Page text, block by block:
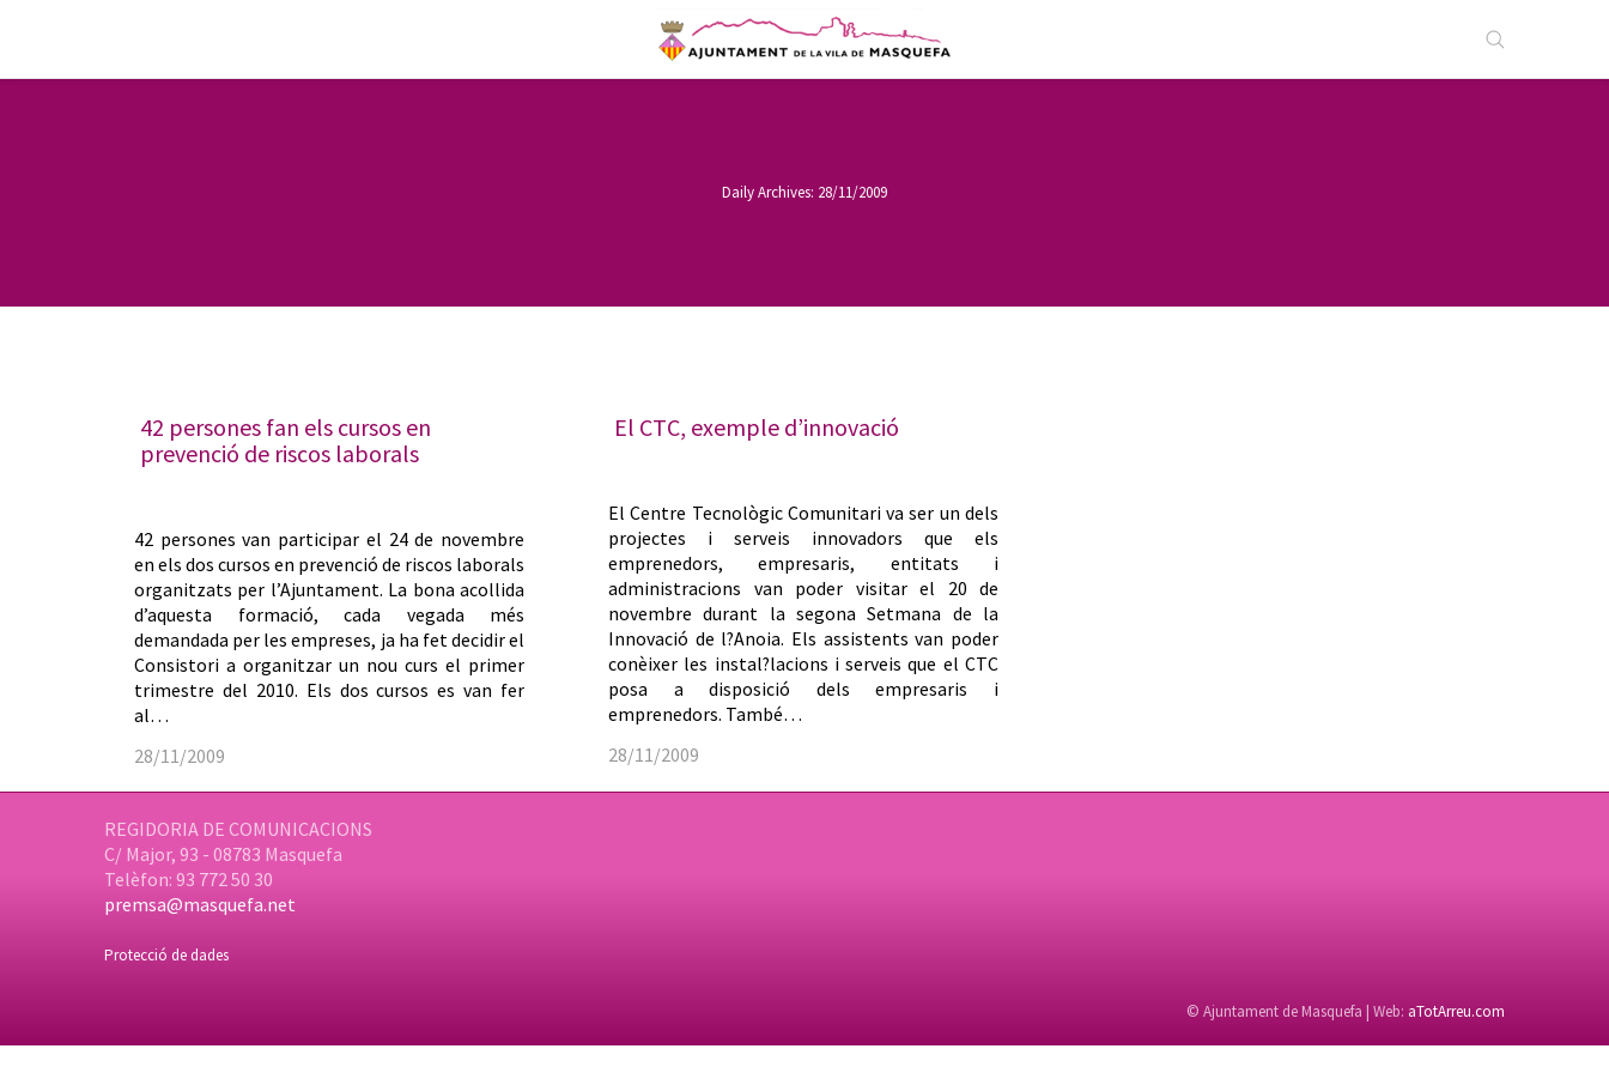
Daily Archives: 28/11/2009
42 persones fan els cursos en
prevenció de riscos laborals
42 persones van participar el 24 de novembre
en els dos cursos en prevenció de riscos laborals
organitzats per l’Ajuntament. La bona acollida
d’aquesta formació, cada vegada més
demandada per les empreses, ja ha fet decidir el
Consistori a organitzar un nou curs el primer
trimestre del 2010. Els dos cursos es van fer
al…
28/11/2009
El CTC, exemple d’innovació
El Centre Tecnològic Comunitari va ser un dels
projectes i serveis innovadors que els
emprenedors, empresaris, entitats i
administracions van poder visitar el 20 de
novembre durant la segona Setmana de la
Innovació de l?Anoia. Els assistents van poder
conèixer les instal?lacions i serveis que el CTC
posa a disposició dels empresaris i
emprenedors. També…
28/11/2009
REGIDORIA DE COMUNICACIONS
C/ Major, 93 - 08783 Masquefa
Telèfon: 93 772 50 30
premsa@masquefa.net
Protecció de dades
© Ajuntament de Masquefa | Web: aTotArreu.com